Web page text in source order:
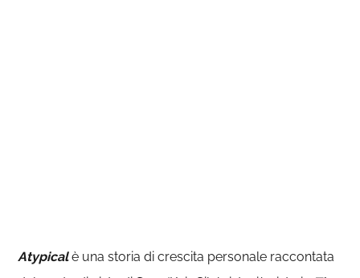
Atypicalè una storia di crescita personale raccontata